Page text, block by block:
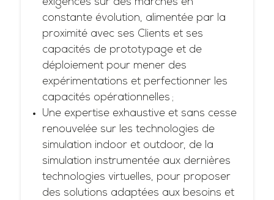
exigences sur des marchés en
constante évolution, alimentée par la
proximité avec ses Clients et ses
capacités de prototypage et de
déploiement pour mener des
expérimentations et perfectionner les
capacités opérationnelles ;
Une expertise exhaustive et sans cesse
renouvelée sur les technologies de
simulation indoor et outdoor, de la
simulation instrumentée aux dernières
technologies virtuelles, pour proposer
des solutions adaptées aux besoins et